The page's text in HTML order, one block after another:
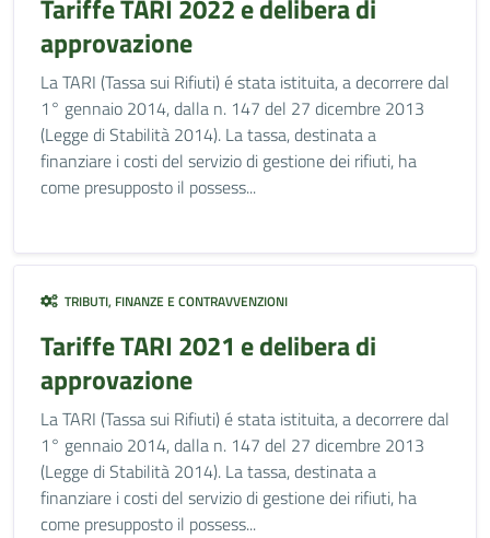
Tariffe TARI 2022 e delibera di
approvazione
La TARI (Tassa sui Rifiuti) é stata istituita, a decorrere dal
1° gennaio 2014, dalla n. 147 del 27 dicembre 2013
(Legge di Stabilità 2014). La tassa, destinata a
finanziare i costi del servizio di gestione dei rifiuti, ha
come presupposto il possess...
TRIBUTI, FINANZE E CONTRAVVENZIONI
Tariffe TARI 2021 e delibera di
approvazione
La TARI (Tassa sui Rifiuti) é stata istituita, a decorrere dal
1° gennaio 2014, dalla n. 147 del 27 dicembre 2013
(Legge di Stabilità 2014). La tassa, destinata a
finanziare i costi del servizio di gestione dei rifiuti, ha
come presupposto il possess...